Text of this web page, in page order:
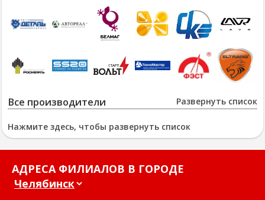
Развернуть список
Все производители
Нажмите здесь, чтобы развернуть список
АДРЕСА ФИЛИАЛОВ В ГОРОДЕ